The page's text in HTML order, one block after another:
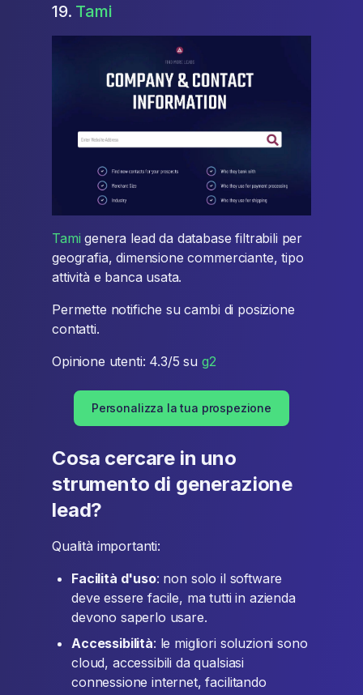
19. Tami
Tami genera lead da database filtrabili per
geografia, dimensione commerciante, tipo
attività e banca usata.
Permette notifiche su cambi di posizione
contatti.
Opinione utenti: 4.3/5 su g2
Personalizza la tua prospezione
Cosa cercare in uno
strumento di generazione
lead?
Qualità importanti:
Facilità d'uso: non solo il software
deve essere facile, ma tutti in azienda
devono saperlo usare.
Accessibilità: le migliori soluzioni sono
cloud, accessibili da qualsiasi
connessione internet, facilitando